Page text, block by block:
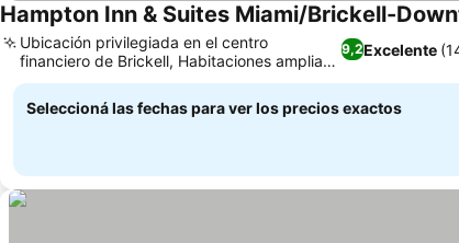
Hampton Inn & Suites Miami/Brickell-
9,2Excelente
Ubicación privilegiada en el centro
financiero de Brickell, Habitaciones amplias
con máquinas Nespresso
Seleccioná las fechas para ver los precios exactos